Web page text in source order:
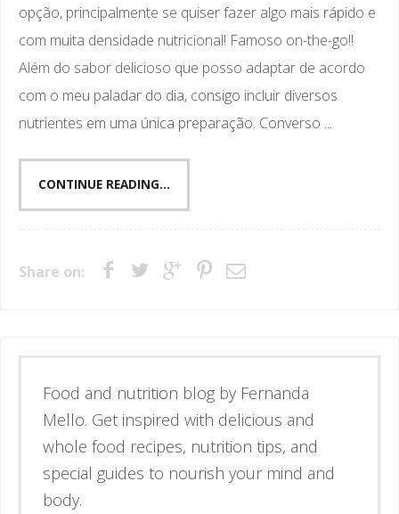
opção, principalmente se quiser fazer algo mais rápido e
com muita densidade nutricional! Famoso on-the-go!!
Além do sabor delicioso que posso adaptar de acordo
com o meu paladar do dia, consigo incluir diversos
nutrientes em uma única preparação. Converso ...
CONTINUE READING...
Share on:
Esse é o blog da nutricionista Fernanda
Mello. Se inspire através de receitas
simples e deliciosas, alimentos de verdade
e guias para nutrir corpo e mente.